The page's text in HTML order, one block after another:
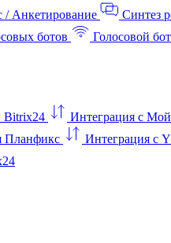
/ Анкетирование Синтез
ботов Голосовой
Bitrix24 Интеграция с
Планфикс Интеграция с